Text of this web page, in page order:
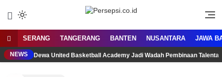
konten
SERANG TANGERANG BANTEN NUSANTARA JAWA
NEWS Dewa United Basketball Academy Jadi Wadah Pembinaan Talenta